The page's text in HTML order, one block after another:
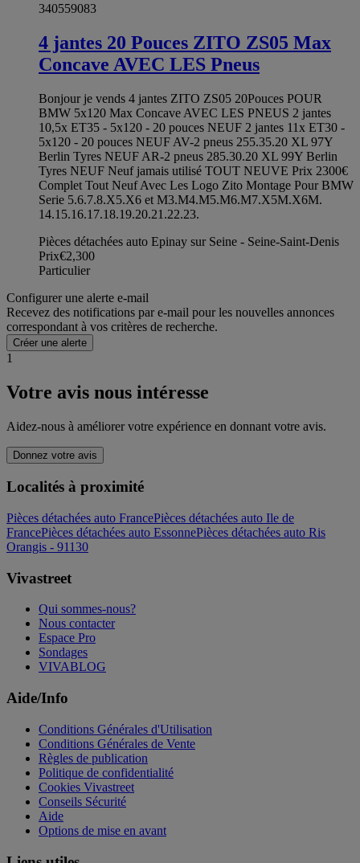
340559083
4 jantes 20 Pouces ZITO ZS05 Max
Concave AVEC LES Pneus
Bonjour je vends 4 jantes ZITO ZS05 20Pouces POUR
BMW 5x120 Max Concave AVEC LES PNEUS 2 jantes
10,5x ET35 - 5x120 - 20 pouces NEUF 2 jantes 11x ET30 -
5x120 - 20 pouces NEUF AV-2 pneus 255.35.20 XL 97Y
Berlin Tyres NEUF AR-2 pneus 285.30.20 XL 99Y Berlin
Tyres NEUF Neuf jamais utilisé TOUT NEUVE Prix 2300€
Complet Tout Neuf Avec Les Logo Zito Montage Pour BMW
Serie 5.6.7.8.X5.X6 et M3.M4.M5.M6.M7.X5M.X6M.
14.15.16.17.18.19.20.21.22.23.
Pièces détachées auto Epinay sur Seine - Seine-Saint-Denis
Prix€2,300
Particulier
Configurer une alerte e-mail
Recevez des notifications par e-mail pour les nouvelles annonces
correspondant à vos critères de recherche.
Créer une alerte
1
Votre avis nous intéresse
Aidez-nous à améliorer votre expérience en donnant votre avis.
Donnez votre avis
Localités à proximité
Pièces détachées auto FrancePièces détachées auto Ile de
FrancePièces détachées auto EssonnePièces détachées auto Ris
Orangis - 91130
Vivastreet
Qui sommes-nous?
Nous contacter
Espace Pro
Sondages
VIVABLOG
Aide/Info
Conditions Générales d'Utilisation
Conditions Générales de Vente
Règles de publication
Politique de confidentialité
Cookies Vivastreet
Conseils Sécurité
Aide
Options de mise en avant